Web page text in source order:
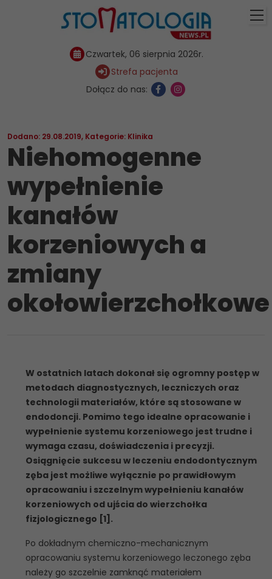
Czwartek, 06 sierpnia 2026r.
Strefa pacjenta
Dołącz do nas:
Dodano: 29.08.2019, Kategorie: Klinika
Niehomogenne
wypełnienie
kanałów
korzeniowych a
zmiany
okołowierzchołkowe
W ostatnich latach dokonał się ogromny postęp w
metodach diagnostycznych, leczniczych oraz
technologii materiałów, które są stosowane w
endodoncji. Pomimo tego idealne opracowanie i
wypełnienie systemu korzeniowego jest trudne i
wymaga czasu, doświadczenia i precyzji.
Osiągnięcie sukcesu w leczeniu endodontycznym
zęba jest możliwe wyłącznie po prawidłowym
opracowaniu i szczelnym wypełnieniu kanałów
korzeniowych od ujścia do wierzchołka
fizjologicznego [1].
Po dokładnym chemiczno-mechanicznym
opracowaniu systemu korzeniowego leczonego zęba
należy go szczelnie zamknąć materiałem